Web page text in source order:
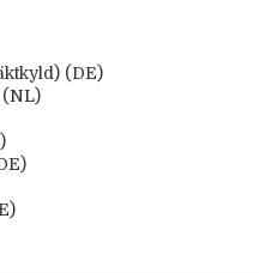
(DE)
(NL)